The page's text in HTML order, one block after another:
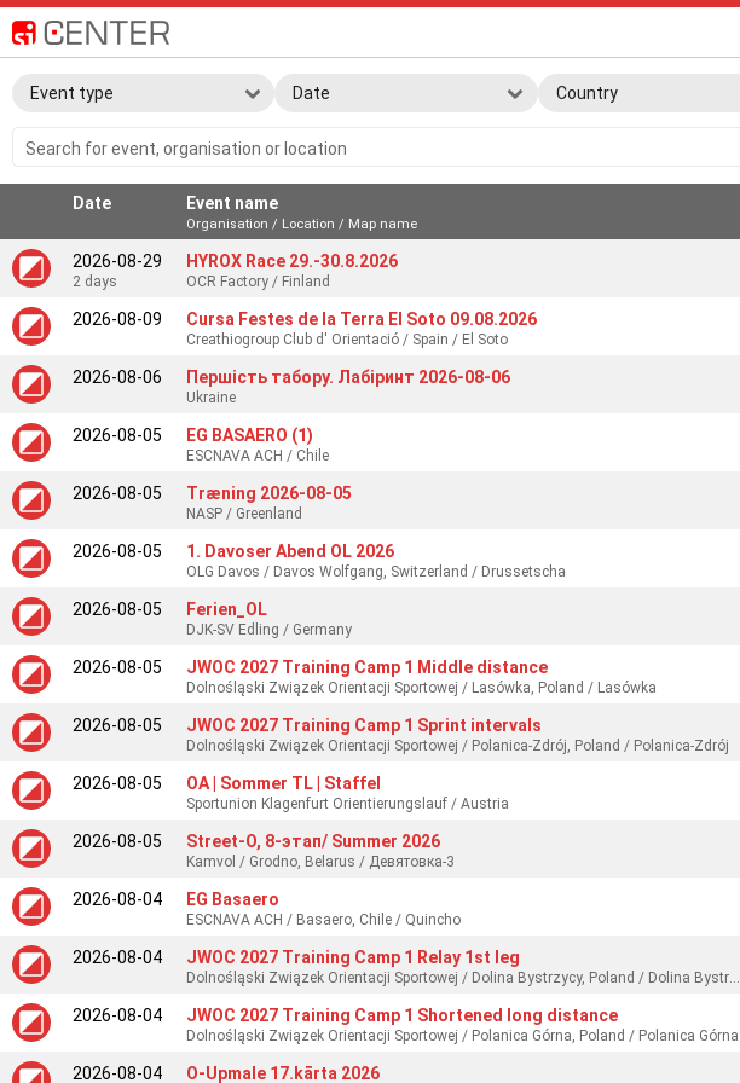
Event type Date Country
Search for event, organisation or location
Date Event name
Organisation / Location / Map name
HYROX Race 29.-30.8.2026
OCR Factory / Finland
2026-08-29
2 days
Cursa Festes de la Terra El Soto 09.08.2026
Creathiogroup Club d' Orientació / Spain / El Soto
2026-08-09
Першість табору. Лабіринт 2026-08-06
Ukraine
2026-08-06
EG BASAERO (1)
ESCNAVA ACH / Chile
2026-08-05
Træning 2026-08-05
NASP / Greenland
2026-08-05
1. Davoser Abend OL 2026
OLG Davos / Davos Wolfgang, Switzerland / Drussetscha
2026-08-05
Ferien_OL
DJK-SV Edling / Germany
2026-08-05
JWOC 2027 Training Camp 1 Middle distance
Dolnośląski Związek Orientacji Sportowej / Lasówka, Poland / Lasówka
2026-08-05
JWOC 2027 Training Camp 1 Sprint intervals
Dolnośląski Związek Orientacji Sportowej / Polanica-Zdrój, Poland / Polanica-Zdrój
2026-08-05
OA | Sommer TL | Staffel
Sportunion Klagenfurt Orientierungslauf / Austria
2026-08-05
Street-O, 8-этап/ Summer 2026
Kamvol / Grodno, Belarus / Девятовка-3
2026-08-05
EG Basaero
ESCNAVA ACH / Basaero, Chile / Quincho
2026-08-04
JWOC 2027 Training Camp 1 Relay 1st leg
Dolnośląski Związek Orientacji Sportowej / Dolina Bystrzycy, Poland / Dolina Bystrzycy
2026-08-04
JWOC 2027 Training Camp 1 Shortened long distance
Dolnośląski Związek Orientacji Sportowej / Polanica Górna, Poland / Polanica Górna
2026-08-04
O-Upmale 17.kārta 2026
2026-08-04